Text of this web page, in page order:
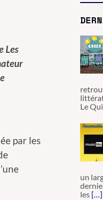
Les
par les
Le
un
les […]